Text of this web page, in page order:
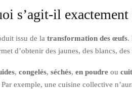
s’agit-il exactement
issu de la transformation des œufs.
d’obtenir des jaunes, des blancs,
, congelés, séchés, en poudre ou
exemple, une cuisine collective